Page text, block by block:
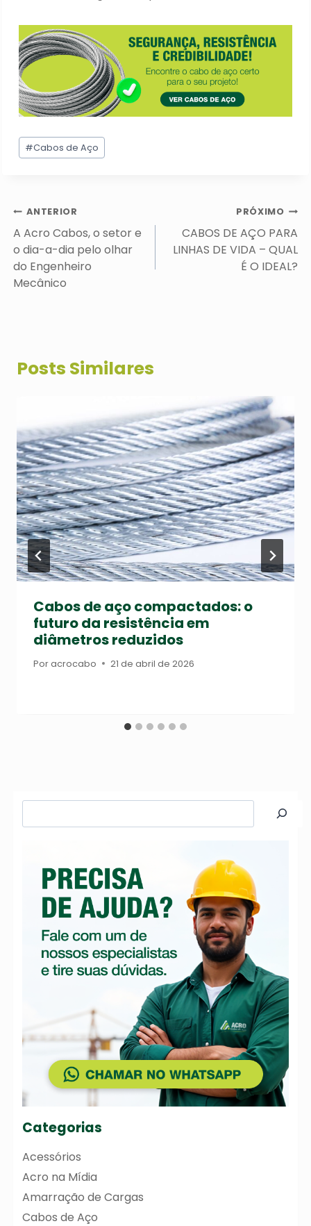
Tags
do
#Cabos de Aço
Navegação
de
Post
ANTERIOR
A Acro Cabos, o setor e
o dia-a-dia pelo olhar
do Engenheiro
Mecânico
PRÓXIMO
CABOS DE AÇO PARA
LINHAS DE VIDA – QUAL
É O IDEAL?
Posts Similares
Cabos de aço compactados: o
futuro da resistência em
diâmetros reduzidos
Poracrocabo 21 de abril de 2026
Categorias
Acessórios
Acro na Mídia
Amarração de Cargas
Cabos de Aço